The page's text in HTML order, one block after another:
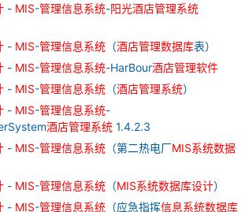
- MIS-管理信息系统-阳光酒店管理系统
- MIS-管理信息系统 （酒店管理数据库表）
- MIS-管理信息系统-HarBour酒店管理软件
- MIS-管理信息系统 （酒店管理系统）
- MIS-管理信息系统-
酒店管理系统 1.4.2.3
- MIS-管理信息系统 （第二热电厂MIS系统数据
- MIS-管理信息系统 （MIS系统数据库设计）
- MIS-管理信息系统 （应急指挥信息系统数据库